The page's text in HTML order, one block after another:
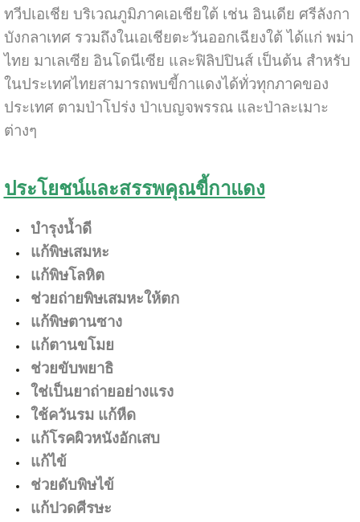
ทวีปเอเชีย บริเวณภูมิภาคเอเชียใต้ เช่น อินเดีย ศรีลังกา
บังกลาเทศ รวมถึงในเอเชียตะวันออกเฉียงใต้ ได้แก่ พม่า
ไทย มาเลเซีย อินโดนีเซีย และฟิลิปปินส์ เป็นต้น สำหรับ
ในประเทศไทยสามารถพบขี้กาแดงได้ทั่วทุกภาคของ
ประเทศ ตามป่าโปร่ง ป่าเบญจพรรณ และป่าละเมาะ
ต่างๆ
ประโยชน์และสรรพคุณขี้กาแดง
บำรุงน้ำดี
แก้พิษเสมหะ
แก้พิษโลหิต
ช่วยถ่ายพิษเสมหะให้ตก
แก้พิษตานซาง
แก้ตานขโมย
ช่วยขับพยาธิ
ใช่เป็นยาถ่ายอย่างแรง
ใช้ควันรม แก้หืด
แก้โรคผิวหนังอักเสบ
แก้ไข้
ช่วยดับพิษไข้
แก้ปวดศีรษะ